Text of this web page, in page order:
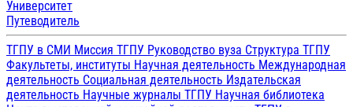
Университет
Путеводитель
ТГПУ в СМИ Миссия ТГПУ Руководство вуза Структура ТГПУ
Факультеты, институты Научная деятельность Международная
деятельность Социальная деятельность Издательская
деятельность Научные журналы ТГПУ Научная библиотека